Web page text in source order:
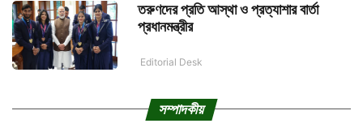
তরুণদের প্রতি আস্থা ও প্রত্যাশার বার্তা
প্রধানমন্ত্রীর
Editorial Desk
সম্পাদকীয়